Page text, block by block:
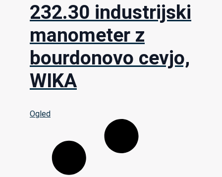
232.30 industrijski
manometer z
bourdonovo cevjo,
WIKA
Ogled